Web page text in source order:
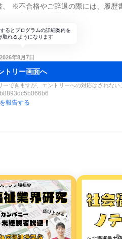
※不合格やご辞退の際には、履歴
るとプログラムの詳細案内を
取れるようになります
年8月7日
トリー画面へ
できますが、エントリーへの対応はされない
報告する